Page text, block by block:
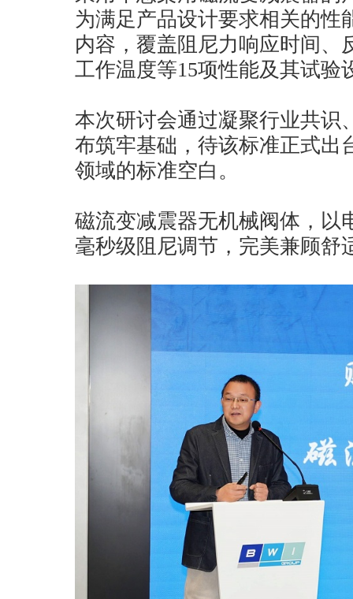
为满足产品设计要求相关的性
内容，覆盖阻尼力响应时间、
工作温度等15项性能及其试验
本次研讨会通过凝聚行业共识
布筑牢基础，待该标准正式出
领域的标准空白。
磁流变减震器无机械阀体，以
毫秒级阻尼调节，完美兼顾舒